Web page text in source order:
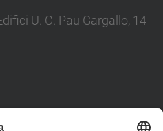
U. C. Pau Gargallo, 14